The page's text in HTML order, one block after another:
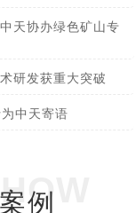
天协办绿色矿山专
研发获重大突破
中天寄语
例